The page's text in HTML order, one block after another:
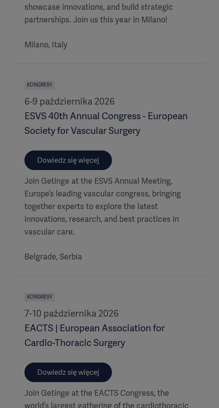
showcase innovations, and build strategic
partnerships. Join us this year in Milano!
Milano, Italy
KONGRESY
6-9 października 2026
ESVS 40th Annual Congress - European
Society for Vascular Surgery
Dowiedz się więcej
Join Getinge at the ESVS Annual Meeting,
Europe’s leading vascular congress, bringing
together experts to explore the latest
innovations, research, and best practices in
vascular care.
Belgrade, Serbia
KONGRESY
7-10 października 2026
EACTS | European Association for
Cardio-Thoracic Surgery
Dowiedz się więcej
Join Getinge at the EACTS Congress, the
world’s largest gathering of the cardiothoracic